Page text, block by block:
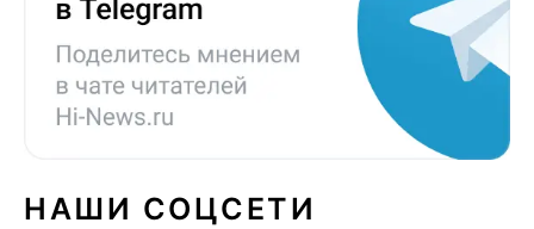
НАШИ СОЦСЕТИ